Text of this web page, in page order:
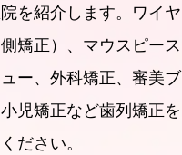
を紹介します。ワイヤ
矯正）、マウスピース
ー、外科矯正、審美ブ
児矯正など歯列矯正を
ださい。